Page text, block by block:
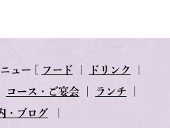
ニュー フード ドリンク
コース・ご宴会｜ ランチ
・ブログ｜